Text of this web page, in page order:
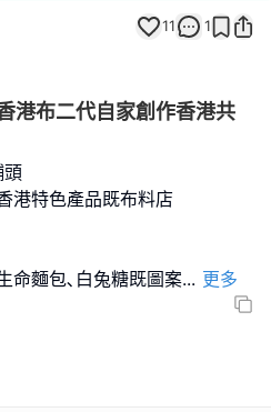
11 1
港布二代自家創作香港共
頭
港特色產品既布料店
命麵包､白兔糖既圖案... 更多